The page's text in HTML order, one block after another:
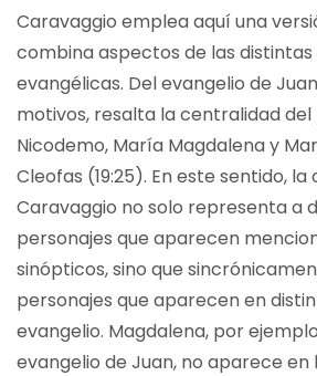
Caravaggio emplea aquí una
combina aspectos de las
evangélicas. Del evangelio de
motivos, resalta la centralidad del
Nicodemo, María Magdalena y
Cleofas (19:25). En este sentido, la
Caravaggio no solo representa a
personajes que aparecen
sinópticos, sino que
personajes que aparecen en
evangelio. Magdalena, por
evangelio de Juan, no aparece en